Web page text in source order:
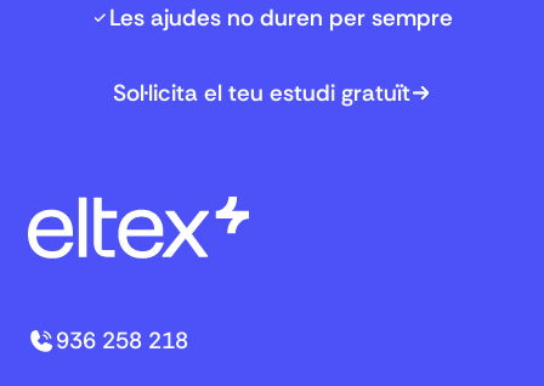
Les ajudes no duren per sempre
Sol·licita el teu estudi gratuït
936 258 218